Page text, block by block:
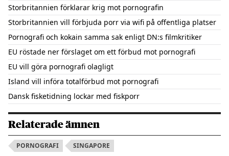
Storbritannien förklarar krig mot pornografin
Storbritannien vill förbjuda porr via wifi på offentliga platser
Pornografi och kokain samma sak enligt DN:s filmkritiker
EU röstade ner förslaget om ett förbud mot pornografi
EU vill göra pornografi olagligt
Island vill införa totalförbud mot pornografi
Dansk fisketidning lockar med fiskporr
Relaterade ämnen
PORNOGRAFI SINGAPORE